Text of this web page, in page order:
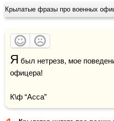
Крылатые фразы про военных
Я был нетрезв, мое
офицера!
К\ф “Асса”